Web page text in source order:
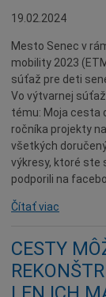
19.02.2024
Mesto Senec v
mobility 2023
súťaž pre deti
Vo výtvarnej
tému: Moja cesta
ročníka projekty
všetkých
výkresy, ktoré ste
podporili na
Čítať viac
CESTY